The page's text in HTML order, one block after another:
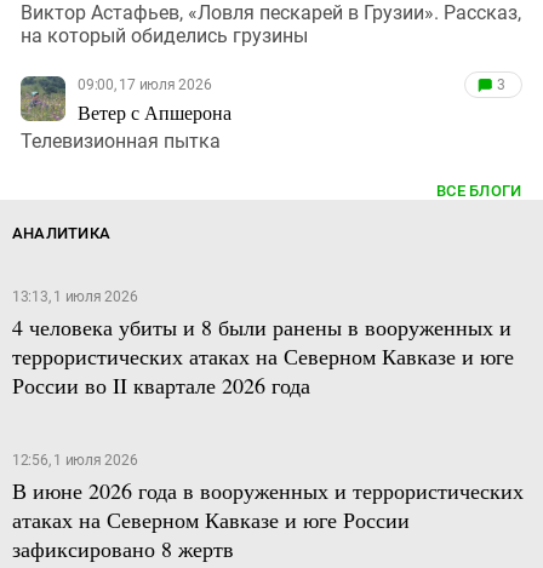
Виктор Астафьев, «Ловля пескарей в Грузии». Рассказ,
на который обиделись грузины
09:00, 17 июля 2026
Ветер с Апшерона
3
Телевизионная пытка
ВСЕ БЛОГИ
АНАЛИТИКА
13:13, 1 июля 2026
4 человека убиты и 8 были ранены в вооруженных и
террористических атаках на Северном Кавказе и юге
России во II квартале 2026 года
12:56, 1 июля 2026
В июне 2026 года в вооруженных и террористических
атаках на Северном Кавказе и юге России
зафиксировано 8 жертв